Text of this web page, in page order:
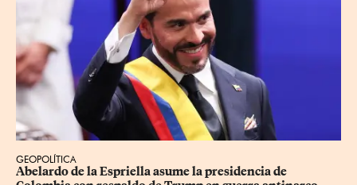
GEOPOLÍTICA
Abelardo de la Espriella asume la presidencia de